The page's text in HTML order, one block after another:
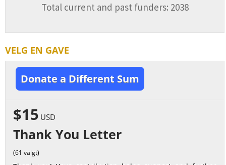
Total current and past funders: 2038
VELG EN GAVE
Donate a Different Sum
$15 USD
Thank You Letter
(61 valgt)